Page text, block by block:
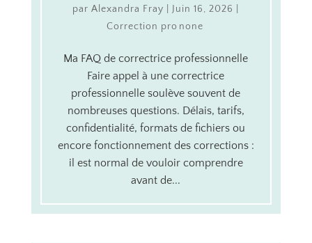
parAlexandra Fray Juin 16, 2026
Correction pro
Ma FAQ de correctrice professionnelle
Faire appel à une correctrice
professionnelle soulève souvent de
nombreuses questions. Délais, tarifs,
confidentialité, formats de fichiers ou
encore fonctionnement des corrections :
il est normal de vouloir comprendre
avant de...